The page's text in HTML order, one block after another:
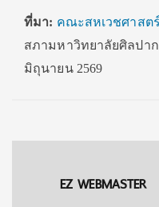
ที่มา: คณะสหเวชศาสต
สภามหาวิทยาลัยศิลปาก
มิถุนายน 2569
EZ WEBMASTER